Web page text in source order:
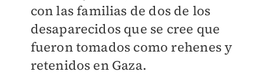
con las familias de dos de los
desaparecidos que se cree que
fueron tomados como rehenes y
retenidos en Gaza.